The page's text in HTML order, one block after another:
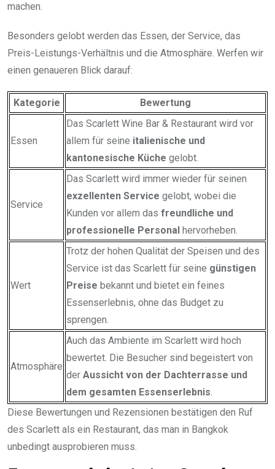
machen.
Besonders gelobt werden das Essen, der Service, das
Preis-Leistungs-Verhältnis und die Atmosphäre. Werfen wir
einen genaueren Blick darauf:
Kategorie Bewertung
Essen
Das Scarlett Wine Bar & Restaurant wird vor
allem für seine italienische und
kantonesische Küche gelobt.
Service
Das Scarlett wird immer wieder für seinen
exzellenten Service gelobt, wobei die
Kunden vor allem das freundliche und
professionelle Personal hervorheben.
Wert
Trotz der hohen Qualität der Speisen und des
Service ist das Scarlett für seine günstigen
Preise bekannt und bietet ein feines
Essenserlebnis, ohne das Budget zu
sprengen.
Atmosphäre
Auch das Ambiente im Scarlett wird hoch
bewertet. Die Besucher sind begeistert von
der Aussicht von der Dachterrasse und
dem gesamten Essenserlebnis.
Diese Bewertungen und Rezensionen bestätigen den Ruf
des Scarlett als ein Restaurant, das man in Bangkok
unbedingt ausprobieren muss.